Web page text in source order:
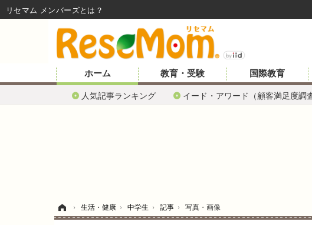
ホーム
人気記事ランキング イード・アワード（顧客満足度調
教育・受験 国際教育
› 生活・健康 › 中学生 › 記事 › 写真・画像
リセマム メンバーズ